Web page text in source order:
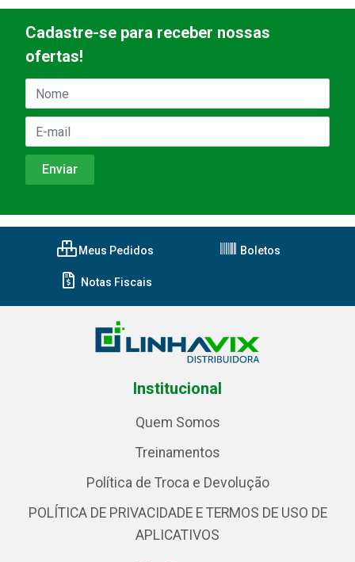
Cadastre-se para receber nossas
ofertas!
Meus Pedidos Boletos
Notas Fiscais
Institucional
Quem Somos
Treinamentos
Política de Troca e Devolução
POLÍTICA DE PRIVACIDADE E TERMOS DE USO DE
APLICATIVOS